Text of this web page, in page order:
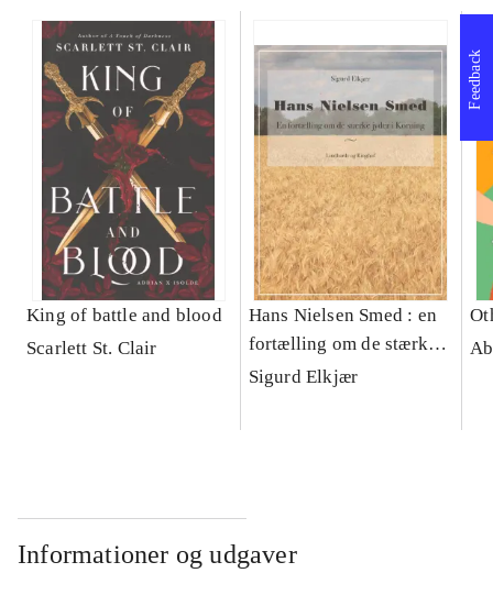
King of battle and blood
Scarlett St. Clair
Hans Nielsen Smed : en
fortælling om de stærke
jyder i Korning
Sigurd Elkjær
Informationer og udgaver
Feedback